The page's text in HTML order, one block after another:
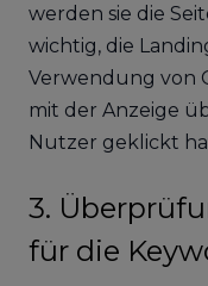
werden sie die
wichtig, die
Verwendung von
mit der Anzeige
Nutzer geklickt
3.
für die